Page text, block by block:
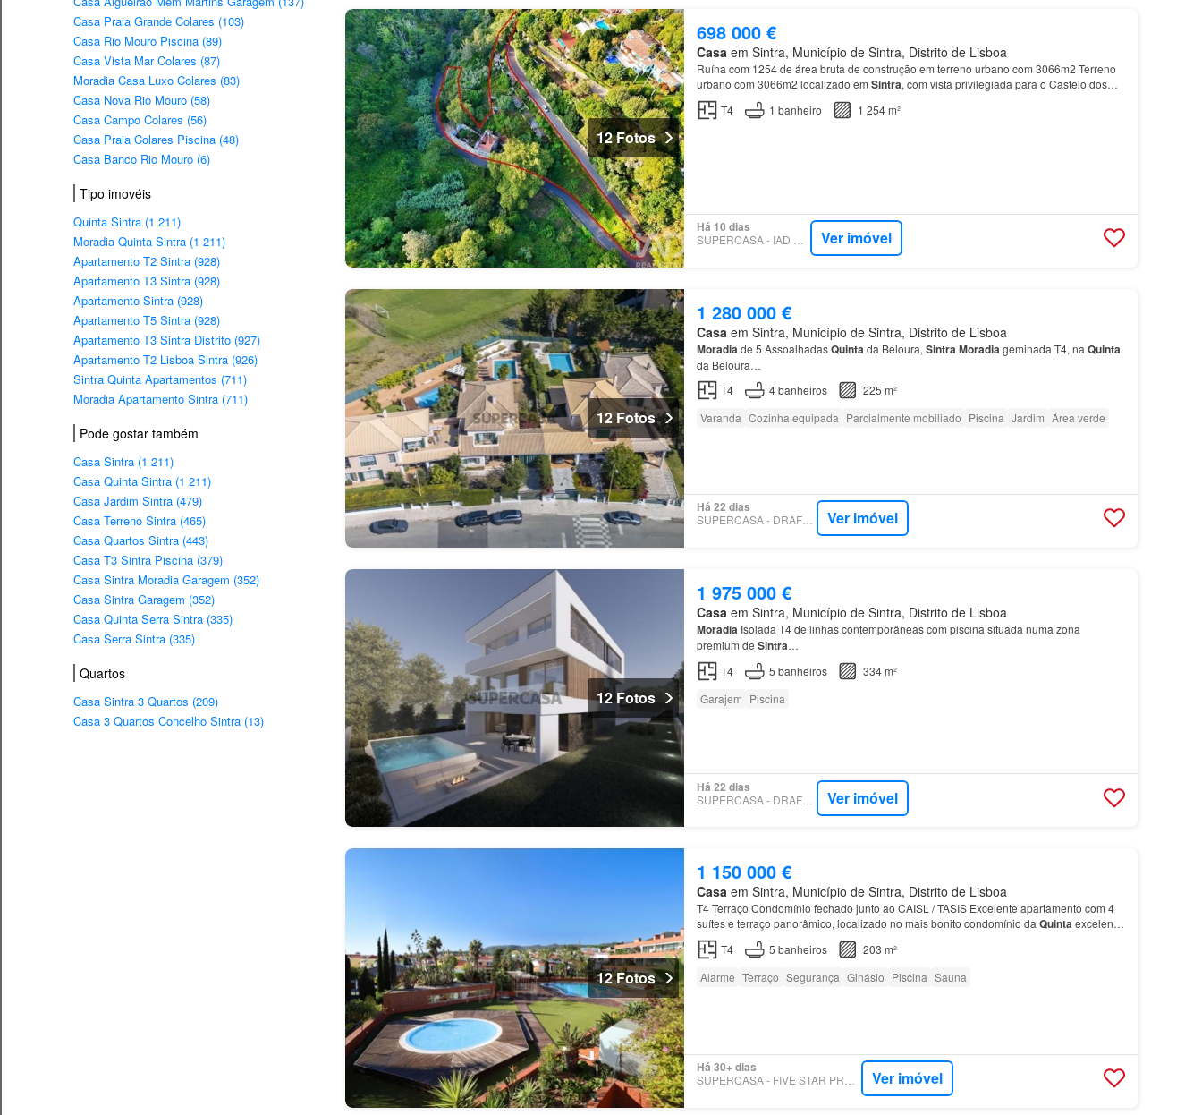
Casa Praia Grande Colares (103)
Casa Rio Mouro Piscina (89)
Casa Vista Mar Colares (87)
Moradia Casa Luxo Colares (83)
Casa Nova Rio Mouro (58)
Casa Campo Colares (56)
Casa Praia Colares Piscina (48)
Casa Banco Rio Mouro (6)
Tipo imovéis
Quinta Sintra (1 211)
Moradia Quinta Sintra (1 211)
Apartamento T2 Sintra (928)
Apartamento T3 Sintra (928)
Apartamento Sintra (928)
Apartamento T5 Sintra (928)
Apartamento T3 Sintra Distrito (927)
Apartamento T2 Lisboa Sintra (926)
Sintra Quinta Apartamentos (711)
Moradia Apartamento Sintra (711)
Pode gostar também
Casa Sintra (1 211)
Casa Quinta Sintra (1 211)
Casa Jardim Sintra (479)
Casa Terreno Sintra (465)
Casa Quartos Sintra (443)
Casa T3 Sintra Piscina (379)
Casa Sintra Moradia Garagem (352)
Casa Sintra Garagem (352)
Casa Quinta Serra Sintra (335)
Casa Serra Sintra (335)
Quartos
Casa Sintra 3 Quartos (209)
Casa 3 Quartos Concelho Sintra (13)
12 Fotos
698 000 €
Casa em Sintra, Município de Sintra, Distrito de Lisboa
Ruína com 1254 de área bruta de construção em terreno urbano com 3066m2 Terreno
urbano com 3066m2 localizado em Sintra, com vista privilegiada para o Castelo dos
Mouros, Palácio da Pena e
Quinta
T4 1 banheiro 1 254 m²
Há 10 dias
SUPERCASA - IAD PORTUGAL Ver imóvel
12 Fotos
1 280 000 €
Casa em Sintra, Município de Sintra, Distrito de Lisboa
Moradiade 5 AssoalhadasQuintada Beloura, SintraMoradiageminada T4, na Quinta
da Beloura…
T4
4banheiros
225 m²
Varanda Cozinha equipada Parcialmente mobiliado Piscina Jardim Área verde
Há 22 dias
SUPERCASA - DRAFT IN HOMES Ver imóvel
12 Fotos
1 975 000 €
Casa em Sintra, Município de Sintra, Distrito de Lisboa
Moradia Isolada T4 de linhas contemporâneas com piscina situada numa zona
premium de Sintra…
T4
5 banheiros
334 m²
Garajem Piscina
Há 22 dias
SUPERCASA - DRAFT IN HOMES Ver imóvel
12 Fotos
1 150 000 €
Casaem Sintra, Município de Sintra, Distrito de Lisboa
T4 Terraço Condomínio fechado junto ao CAISL / TASIS Excelente apartamento com 4
suítes e terraço panorâmico, localizado no mais bonito condomínio da Quintaexcelente
estado de conservação, tem uma magnífica exposição solar c…
T4 5 banheiros
203 m²
Alarme Terraço Segurança Ginásio Piscina Sauna
Há 30+ dias
Ver imóvel